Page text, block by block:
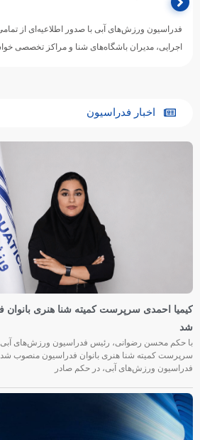
فدراسیون ورزش‌های آبی با صدور اطلاعیه‌ای از
اجرایی، مدیران باشگاه‌های شنا و مراکز تخصصی
اخبار فدراسیون
کیمیا احمدی سرپرست کمیته شنا هنری بانوان
شد
با حکم محسن رضوانی، رئیس فدراسیون ورزش‌های آبی،
سرپرست کمیته شنا هنری بانوان فدراسیون منصوب
فدراسیون ورزش‌های آبی، در حکم صادر